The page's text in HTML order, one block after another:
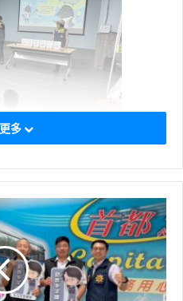
農業委員會）配合國際公約
的「森、川、 里、海」打造
然和諧共生為目標，關注
海景，維護生物多樣性。
想，以生態廊道為背景，加
事中，山豬村長為了如期解
多